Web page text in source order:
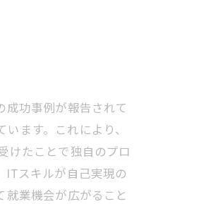
功事例が報告されて
ます。これにより、
けたことで独自のプロ
ITスキルが自己実現の
業機会が広がること